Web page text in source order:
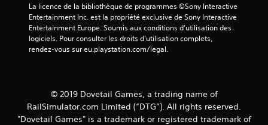
La licence de la bibliothèque de programmes ©Sony Interactive
Entertainment Inc. est la propriété exclusive de Sony Interactive
Entertainment Europe. Soumis aux conditions d’utilisation des
logiciels. Pour consulter les droits d’utilisation complets,
rendez-vous sur eu.playstation.com/legal.
© 2019 Dovetail Games, a trading name of
RailSimulator.com Limited (“DTG”). All rights reserved.
"Dovetail Games" is a trademark or registered trademark of